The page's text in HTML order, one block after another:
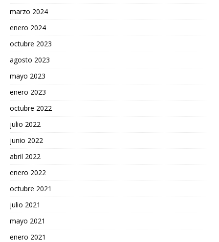
marzo 2024
enero 2024
octubre 2023
agosto 2023
mayo 2023
enero 2023
octubre 2022
julio 2022
junio 2022
abril 2022
enero 2022
octubre 2021
julio 2021
mayo 2021
enero 2021